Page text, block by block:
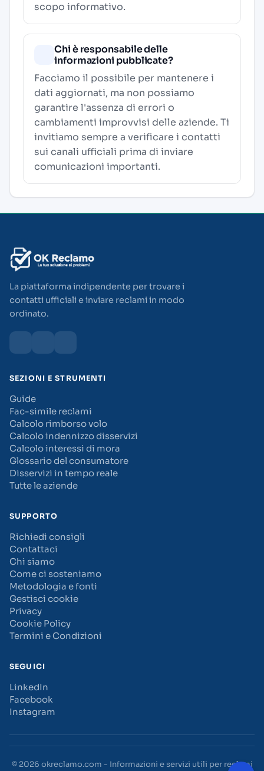
scopo informativo.
Chi è responsabile delle
informazioni pubblicate?
Facciamo il possibile per mantenere i
dati aggiornati, ma non possiamo
garantire l'assenza di errori o
cambiamenti improvvisi delle aziende. Ti
invitiamo sempre a verificare i contatti
sui canali ufficiali prima di inviare
comunicazioni importanti.
La piattaforma indipendente per trovare i
contatti ufficiali e inviare reclami in modo
ordinato.
SEZIONI E STRUMENTI
Guide
Fac-simile reclami
Calcolo rimborso volo
Calcolo indennizzo disservizi
Calcolo interessi di mora
Glossario del consumatore
Disservizi in tempo reale
Tutte le aziende
SUPPORTO
Richiedi consigli
Contattaci
Chi siamo
Come ci sosteniamo
Metodologia e fonti
Gestisci cookie
Privacy
Cookie Policy
Termini e Condizioni
SEGUICI
LinkedIn
Facebook
Instagram
© 2026 okreclamo.com - Informazioni e servizi utili per reclami